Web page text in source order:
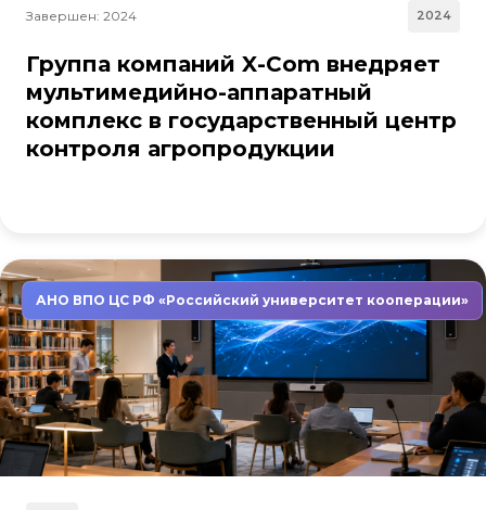
Завершен: 2024 2024
Группа компаний X-Com внедряет
мультимедийно-аппаратный
комплекс в государственный центр
контроля агропродукции
АНО ВПО ЦС РФ «Российский университет кооперации»